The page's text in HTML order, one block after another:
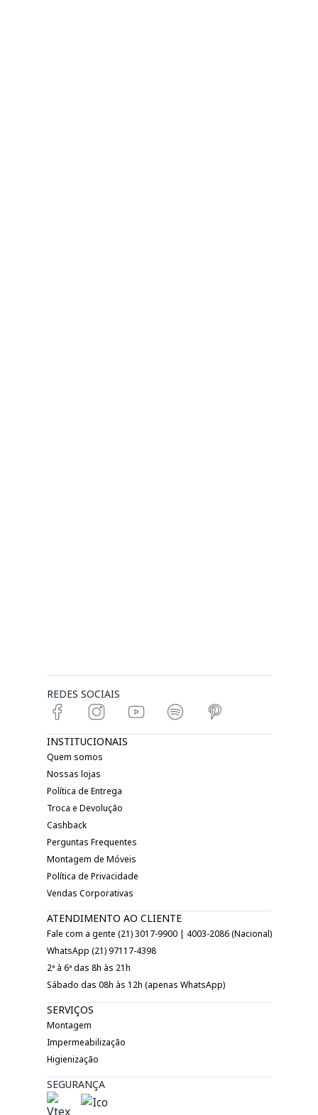
REDES SOCIAIS
INSTITUCIONAIS
Quem somos
Nossas lojas
Política de Entrega
Troca e Devolução
Cashback
Perguntas Frequentes
Montagem de Móveis
Política de Privacidade
Vendas Corporativas
ATENDIMENTO AO CLIENTE
Fale com a gente (21) 3017-9900 | 4003-2086 (Nacional)
WhatsApp (21) 97117-4398
2ª à 6ª das 8h às 21h
Sábado das 08h às 12h (apenas WhatsApp)
SERVIÇOS
Montagem
Impermeabilização
Higienização
SEGURANÇA